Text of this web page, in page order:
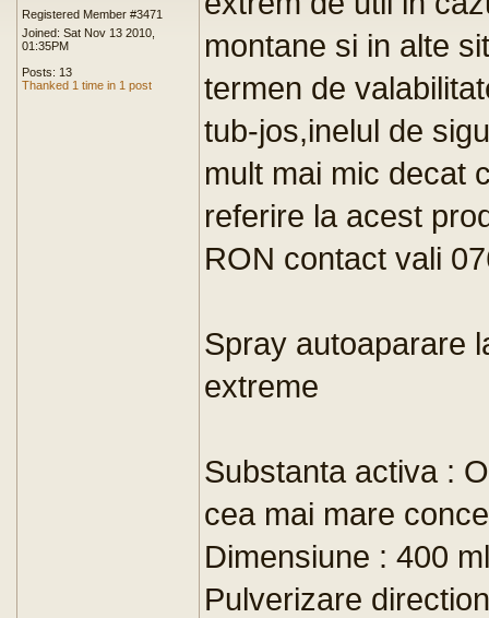
Registered Member #3471
Joined: Sat Nov 13 2010,
01:35PM
Posts: 13
Thanked 1 time in 1 post
montane si in alte
termen de
tub-jos,inelul de
mult mai mic decat
referire la acest
RON contact vali
Spray autoaparare
extreme
Substanta activa :
cea mai mare
Dimensiune : 400 ml
Pulverizare